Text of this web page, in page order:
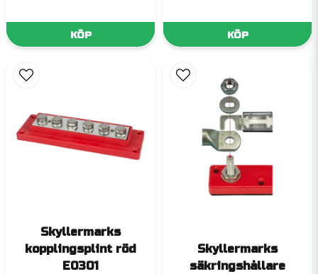
KÖP KÖP
Skyllermarks
kopplingsplint röd
E0301
Skyllermarks
säkringshållare